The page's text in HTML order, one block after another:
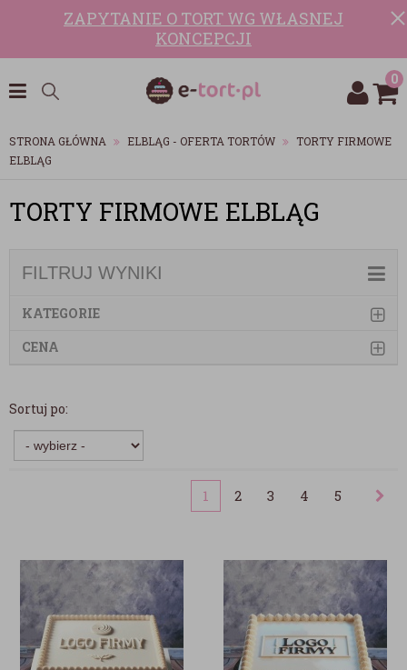
ZAPYTANIE O TORT WG WŁASNEJ
KONCEPCJI
0
STRONA GŁÓWNA ELBLĄG - OFERTA TORTÓW
TORTY FIRMOWE
ELBLĄG
TORTY FIRMOWE ELBLĄG
FILTRUJ WYNIKI
KATEGORIE
CENA
Sortuj po:
1 2 3 4 5